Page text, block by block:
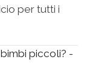
per tutti i
piccoli? -